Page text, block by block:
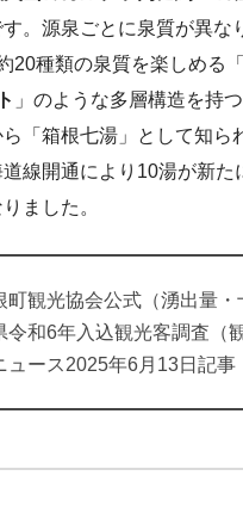
。源泉ごとに泉質が異な
20種類の泉質を楽しめる「
」のような多層構造を持
「箱根七湯」として知ら
線開通により10湯が新た
ました。
町観光協会公式（湧出量・
令和6年入込観光客調査（
ュース2025年6月13日記事